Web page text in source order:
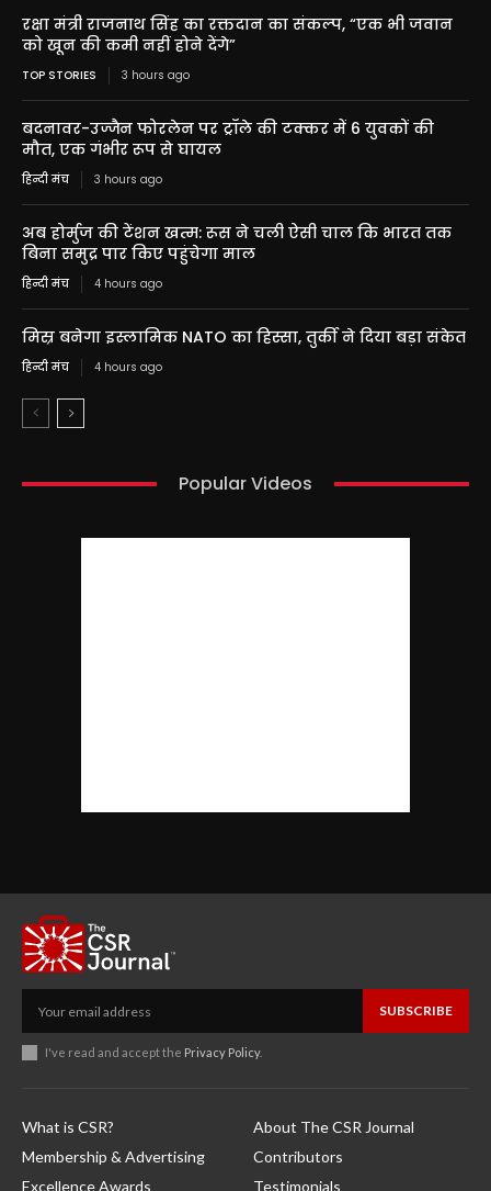
रक्षा मंत्री राजनाथ सिंह का रक्तदान का संकल्प, “एक भी जवान
को खून की कमी नहीं होने देंगे”
TOP STORIES 3 hours ago
बदनावर-उज्जैन फोरलेन पर ट्रॉले की टक्कर में 6 युवकों की
मौत, एक गंभीर रूप से घायल
हिन्दी मंच 3 hours ago
अब होर्मुज की टेंशन खत्म: रूस ने चली ऐसी चाल कि भारत तक
बिना समुद्र पार किए पहुंचेगा माल
हिन्दी मंच 4 hours ago
मिस्र बनेगा इस्लामिक NATO का हिस्सा, तुर्की ने दिया बड़ा संकेत
हिन्दी मंच 4 hours ago
Popular Videos
SUBSCRIBE
I've read and accept the Privacy Policy.
What is CSR?
Membership & Advertising
Excellence Awards
About The CSR Journal
Contributors
Testimonials